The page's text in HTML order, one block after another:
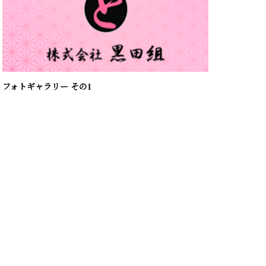
フォトギャラリー その1